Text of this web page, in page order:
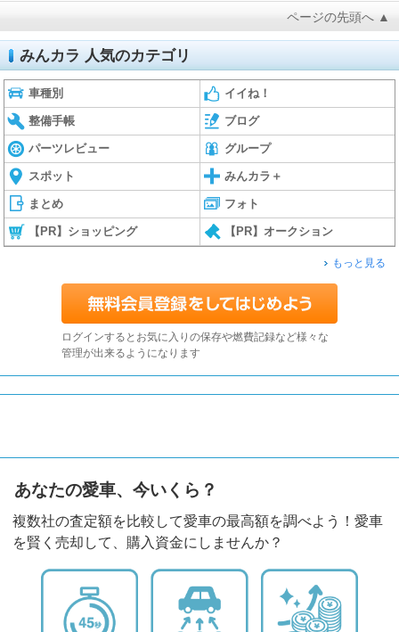
ページの先頭へ ▲
みんカラ 人気のカテゴリ
車種別 イイね！
整備手帳 ブログ
パーツレビュー グループ
スポット みんカラ＋
まとめ フォト
【PR】ショッピング 【PR】オークション
もっと見る
ログインするとお気に入りの保存や燃費記録など様々な
管理が出来るようになります
あなたの愛車、今いくら？
複数社の査定額を比較して愛車の最高額を調べよう！愛車
を賢く売却して、購入資金にしませんか？